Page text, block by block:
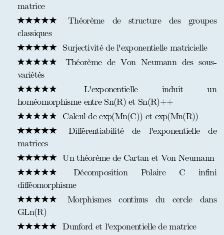
matrice
Théorème de structure des groupes
classiques
Surjectivité de l'exponentielle matricielle
Théorème de Von Neumann des sous-
variétés
L'exponentielle induit un
homéomorphisme entre Sn(R) et Sn(R)++
Calcul de exp(Mn(C)) et exp(Mn(R))
Différentiabilité de l'exponentielle de
matrices
Un théorème de Cartan et Von Neumann
Décomposition Polaire C infini
difféomorphisme
Morphismes continus du cercle dans
GLn(R)
Dunford et l'exponentielle de matrice